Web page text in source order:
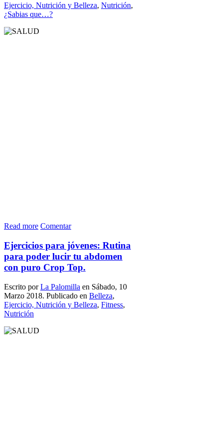
Ejercicio, Nutrición y Belleza, Nutrición,
¿Sabias que…?
Read more Comentar
Ejercicios para jóvenes: Rutina
para poder lucir tu abdomen
con puro Crop Top.
Escrito porLa Palomilla en Sábado, 10
Marzo 2018. Publicado en Belleza,
Ejercicio, Nutrición y Belleza, Fitness,
Nutrición